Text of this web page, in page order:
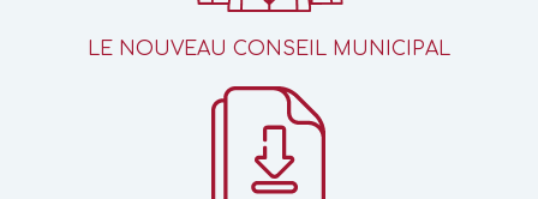
LE NOUVEAU CONSEIL MUNICIPAL